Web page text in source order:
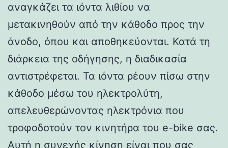
αναγκάζει τα ιόντα λιθίου να
μετακινηθούν από την κάθοδο προς την
άνοδο, όπου και αποθηκεύονται. Κατά τη
διάρκεια της οδήγησης, η διαδικασία
αντιστρέφεται. Τα ιόντα ρέουν πίσω στην
κάθοδο μέσω του ηλεκτρολύτη,
απελευθερώνοντας ηλεκτρόνια που
τροφοδοτούν τον κινητήρα του e-bike σας.
Αυτή η συνεχής κίνηση είναι που σας